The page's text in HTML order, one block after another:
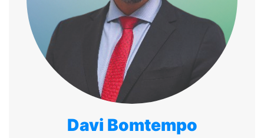
Davi Bomtempo